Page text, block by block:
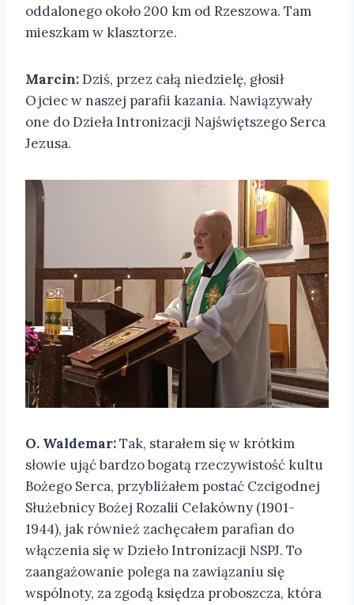
oddalonego około 200 km od Rzeszowa. Tam
mieszkam w klasztorze.
Marcin:Dziś, przez całą niedzielę, głosił
Ojciec w naszej parafii kazania. Nawiązywały
one do Dzieła Intronizacji Najświętszego Serca
Jezusa.
O. Waldemar:Tak, starałem się w krótkim
słowie ująć bardzo bogatą rzeczywistość kultu
Bożego Serca, przybliżałem postać Czcigodnej
Służebnicy Bożej Rozalii Celakówny (1901-
1944), jak również zachęcałem parafian do
włączenia się w Dzieło Intronizacji NSPJ. To
zaangażowanie polega na zawiązaniu się
wspólnoty, za zgodą księdza proboszcza, która